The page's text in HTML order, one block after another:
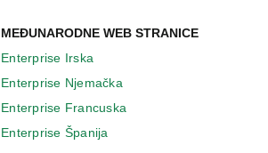
MEĐUNARODNE WEB STRANICE
Enterprise Irska
Enterprise Njemačka
Enterprise Francuska
Enterprise Španija